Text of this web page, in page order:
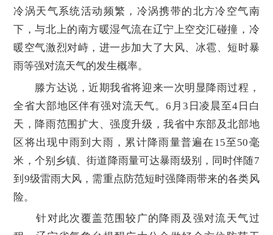
冷涡天气系统活动频繁，冷涡携带的北方冷空气南
下，与北上的南方暖湿气流在辽宁上空交汇碰撞，冷
暖空气激烈对峙，进一步加大了大风、冰雹、短时暴
雨等强对流天气的发生概率。
滕方达说，近期我省将迎来一次明显降雨过程，
全省大部地区伴有强对流天气。6月3日凌晨至4日白
天，降雨范围扩大、强度升级，我省中东部及北部地
区将出现中雨到大雨，累计降雨量普遍在15至50毫
米，个别乡镇、街道降雨量可达暴雨级别，同时伴随7
到9级雷雨大风，需重点防范短时强降雨带来的各类风
险。
针对此次覆盖范围较广的降雨及强对流天气过